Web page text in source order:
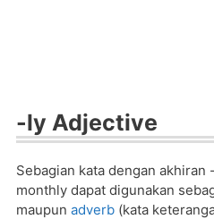
-ly Adjective
Sebagian kata dengan
monthly dapat digunakan
maupun adverb (kata